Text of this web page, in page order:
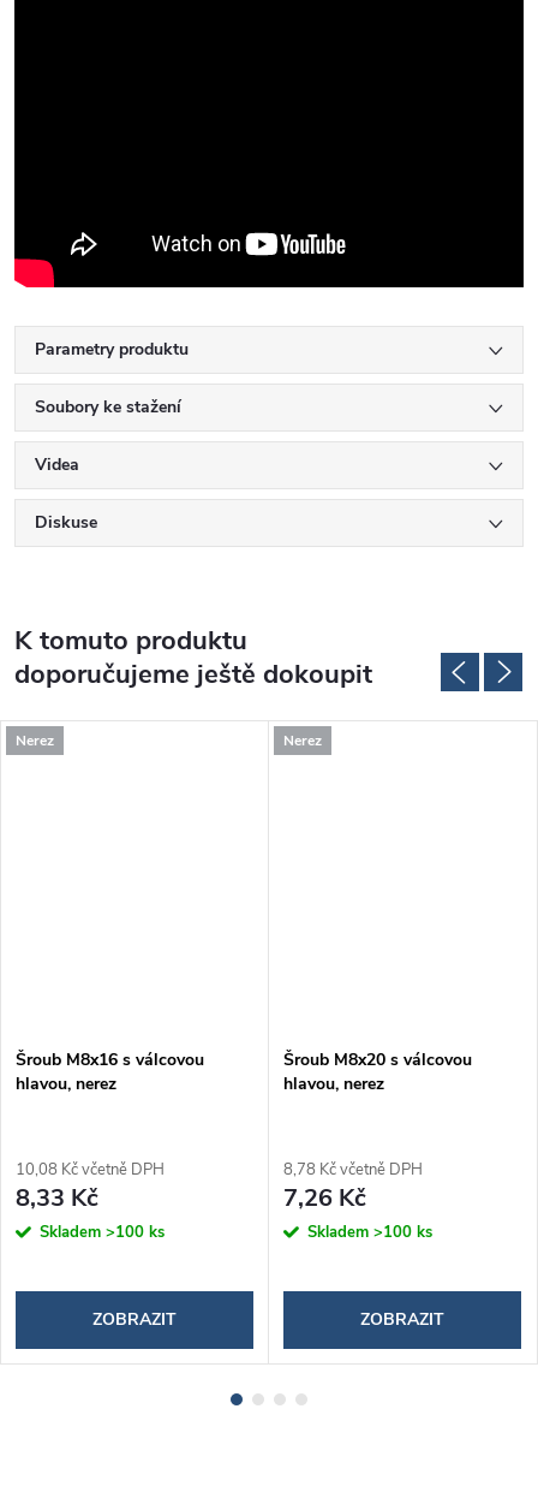
Parametry produktu
Soubory ke stažení
Videa
Diskuse
K tomuto produktu
doporučujeme ještě dokoupit
Nerez
Šroub M8x16 s válcovou
hlavou, nerez
10,08 Kč včetně DPH
8,33 Kč
Skladem >100 ks
ZOBRAZIT
Nerez
Šroub M8x20 s válcovou
hlavou, nerez
8,78 Kč včetně DPH
7,26 Kč
Skladem >100 ks
ZOBRAZIT